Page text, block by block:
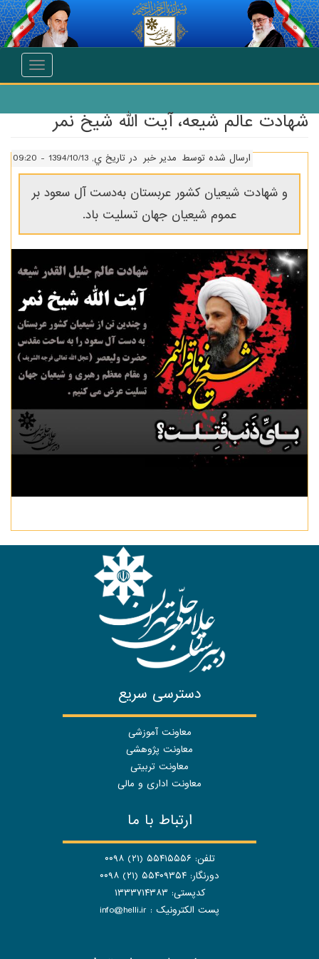
انتقال به محتوای اصلی
Toggle
شهادت عالم شیعه، آیت الله شیخ نمر
ارسال شده توسط مدیر خبر در تاریخ ي, 1394/10/13 - 09:20
و شهادت شیعیان کشور عربستان به‌دست آل سعود بر
عموم شیعیان جهان تسلیت باد.
دسترسی سریع
معاونت آموزشی
معاونت پژوهشی
معاونت تربیتی
معاونت اداری و مالی
ارتباط با ما
تلفن: ۵۵۴۱۵۵۵۶ (۲۱) ۰۰۹۸
دورنگار: ۵۵۴۰۹۳۵۴ (۲۱) ۰۰۹۸
کدپستی: ۱۳۳۳۷۱۴۳۸۳
پست الکترونیک : info@helli.ir